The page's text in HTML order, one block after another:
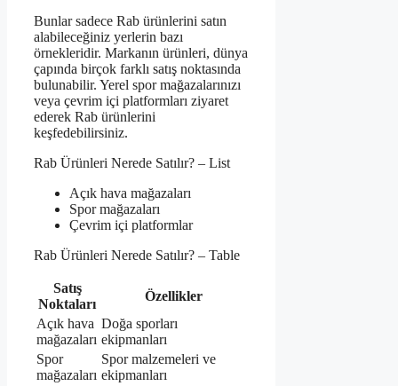
Bunlar sadece Rab ürünlerini satın
alabileceğiniz yerlerin bazı
örnekleridir. Markanın ürünleri, dünya
çapında birçok farklı satış noktasında
bulunabilir. Yerel spor mağazalarınızı
veya çevrim içi platformları ziyaret
ederek Rab ürünlerini
keşfedebilirsiniz.
Rab Ürünleri Nerede Satılır? – List
Açık hava mağazaları
Spor mağazaları
Çevrim içi platformlar
Rab Ürünleri Nerede Satılır? – Table
Satış
Noktaları
Özellikler
Açık hava
mağazaları
Doğa sporları
ekipmanları
Spor
mağazaları
Spor malzemeleri ve
ekipmanları